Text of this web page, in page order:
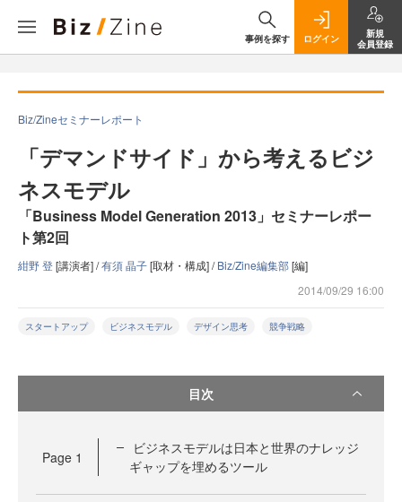
事例を探す ログイン
新規
会員登録
Biz/Zineセミナーレポート
「デマンドサイド」から考えるビジ
ネスモデル
「Business Model Generation 2013」セミナーレポー
ト第2回
紺野 登[講演者] /有須 晶子[取材・構成] /Biz/Zine編集部[編]
2014/09/29 16:00
スタートアップ ビジネスモデル デザイン思考 競争戦略
目次
Page 1
ビジネスモデルは日本と世界のナレッジ
ギャップを埋めるツール